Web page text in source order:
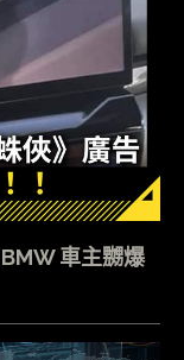
車主嬲爆